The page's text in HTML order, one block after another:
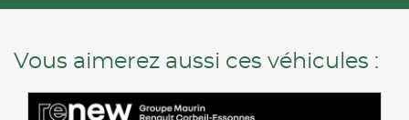
Vous aimerez aussi ces véhicules :